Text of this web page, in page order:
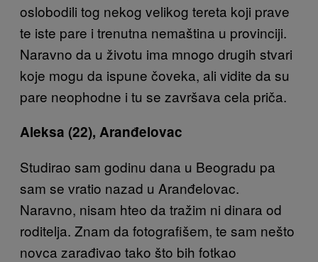
oslobodili tog nekog velikog tereta koji prave
te iste pare i trenutna nemaština u provinciji.
Naravno da u životu ima mnogo drugih stvari
koje mogu da ispune čoveka, ali vidite da su
pare neophodne i tu se završava cela priča.
Aleksa (22), Aranđelovac
Studirao sam godinu dana u Beogradu pa
sam se vratio nazad u Aranđelovac.
Naravno, nisam hteo da tražim ni dinara od
roditelja. Znam da fotografišem, te sam nešto
novca zarađivao tako što bih fotkao